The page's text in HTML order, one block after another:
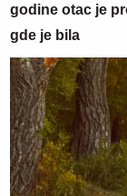
godine otac je
gde je bila